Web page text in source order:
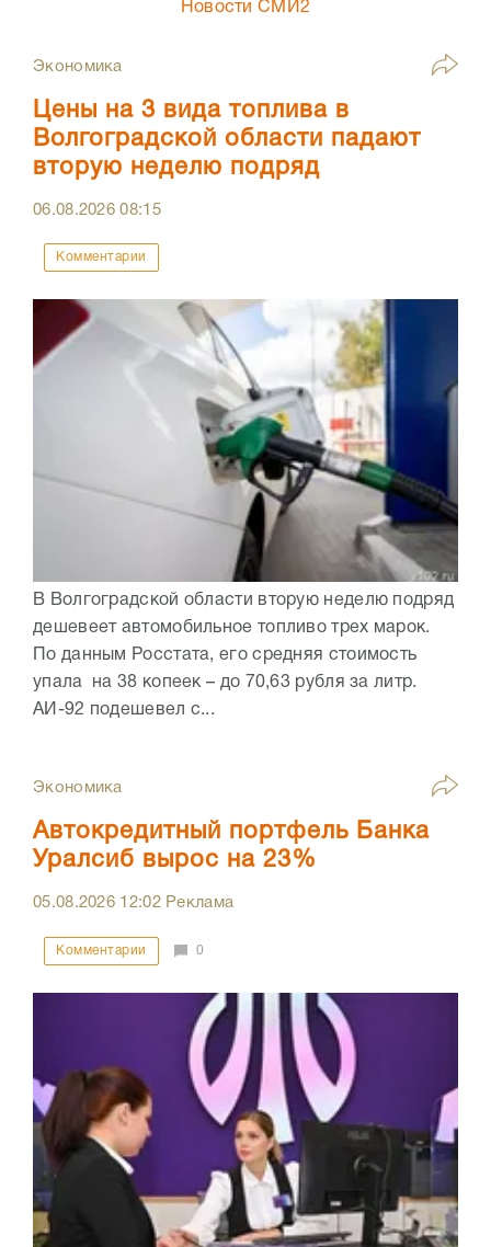
Новости СМИ2
Экономика
Цены на 3 вида топлива в
Волгоградской области падают
вторую неделю подряд
06.08.202608:15
Комментарии
В Волгоградской области вторую неделю подряд
дешевеет автомобильное топливо трех марок.
По данным Росстата, его средняя стоимость
упала на 38 копеек – до 70,63 рубля за литр.
АИ-92 подешевел с...
Экономика
Автокредитный портфель Банка
Уралсиб вырос на 23%
05.08.2026 12:02Реклама
Комментарии 0